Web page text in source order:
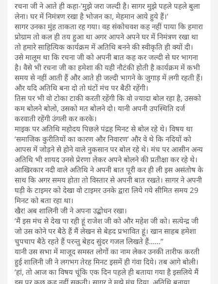
रचना जी ने आते ही कहा-’मुझे जरा जल्दी है। सागर मुझे पहले पहले बुला
लेना। घर में निमंत्रण रखा है भोजन का, मेहमान आये हुये हैं।’
सागर उनका मुंह ताकता रह गया। वह संकोचवश कह नहीं पाया कि हमारा
प्रोग्राम तो कल ही तय हुआ था अगर आपने अपने घर में निमंत्रण रखा था
तो हमारे साहित्यिक कार्यक्रम में अतिथि बनने की स्वीकृति ही क्यों दी।
उसे मालूम था कि रचना जी को अपनी बात कह कर जल्दी से घर भागना
है। वैसे भी रचना जी का हमेशा की यही नौटंकी होती है कार्यक्रम में कभी
समय से नहीं आती हैं और आते ही जल्दी भागने के जुगाड़ में लगी रहती हैं।
और यदि अतिथि बना दो तो घंटों मंच पर बैठी रहेंगी।
तिस पर भी वो टोका टाकी करती रहेंगी कि वो ज्यादा बोल रहा है, उसको
कम बोलने बोलो, उसको मत बोलने दो। यानी अपनी उपस्थिति दर्ज
करवाती रहेंगी उंगली कर करके।
माइक पर अतिथि महोदय पिछले पंद्रह मिनट से बोल रहे थे। विषय था
’समाजिक कुरीतियों का कारण और निवारण’ और वे थे कि नदियों को
आपस में जोड़ने से होने वाले नुकसान पर बोल रहे थे। मंच पर आसीन अन्य
अतिथि भी शायद उनसे प्रेरणा लेकर अपने बोलने की प्रतीक्षा कर रहे थे।
आखिरकार नदी वाले अतिथि ने अपनी बात पूरी कर ही ली इस असंतोष के
साथ कि अगर समय होता तो विस्तार से अपनी बात रखते। सागर ने अपनी
घड़ी के टाइमर को देखा वो टाइमर उनके द्वारा लिये गये सीमित समय 29
मिनट को बता रहा था।
खैर! अब शालिनी जी ने अपना उद्बोधन रखा।
’मैं इस मंच से देख पा रही हूं राजेश जी को और महेश जी को। सत्येन्द्र जी
जो उस कोने पर बैठे हैं मैं लेखन से बेहद प्रभावित हूं। खान साहब हमेशा
चुपचाप बैठे रहते हैं परन्तु बेहद सुंदर गजल लिखते हैं……’’
यानी उस सभा में माजूद समस्त लोगों का नाम लेकर उनकी तारीफ करती
हुई शालिनी जी ने लगभग तेरह मिनट इसमें ही गंवा दिये। तब आगे बोली।
’हां, तो आज का विषय चूंकि एक दिन पहले ही बताया गया है इसलिये मैं
इस पर कुछ कह नहीं सकती। सागर ने मुझे मंच दिया, अतिथि बनाया